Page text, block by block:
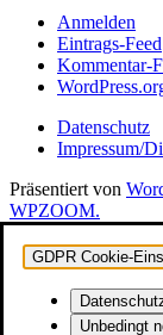
Anmelden
Eintrags-Feed
Kommentar-
Datenschutz
Impressum/
Präsentiert von
WPZOOM.
GDPR Cookie-
Unbedingt